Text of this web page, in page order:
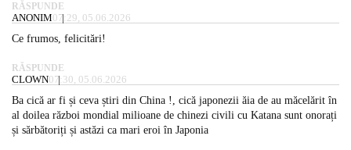
RĂSPUNDE
ANONIM07:29, 05.06.2026
Ce frumos, felicitări!
RĂSPUNDE
CLOWN07:30, 05.06.2026
Ba cică ar fi și ceva știri din China !, cică japonezii ăia de au măcelărit în
al doilea război mondial milioane de chinezi civili cu Katana sunt onorați
și sărbătoriți și astăzi ca mari eroi în Japonia